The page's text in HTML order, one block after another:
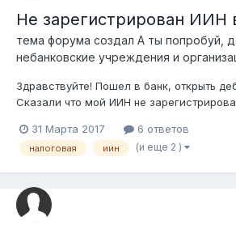
Не зарегистрирован ИИН
тема форума создал А ты попробуй,
небанковские учреждения и
Здравствуйте! Пошел в банк, открыть
Сказали что мой ИИН не
Нужно зарегистрироваться как
соответственно не открыли. В другом
31 Марта 2017 6 ответов
налоговая иин (и еще 2 )